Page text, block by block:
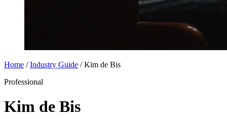
Home / Industry Guide / Kim de Bis
Professional
Kim de Bis